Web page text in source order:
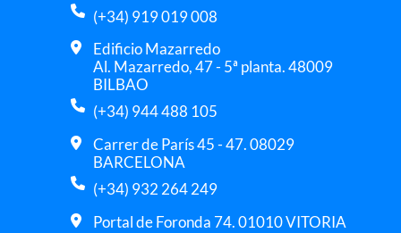
(+34) 919 019 008
Edificio Mazarredo
Al. Mazarredo, 47 - 5ª planta. 48009
BILBAO
(+34) 944 488 105
Carrer de París 45 - 47. 08029
BARCELONA
(+34) 932 264 249
Portal de Foronda 74. 01010 VITORIA